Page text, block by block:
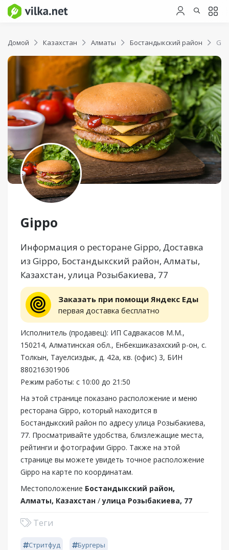
Домой Казахстан Алматы Бостандыкский район
Gippo
Информация о ресторане Gippo, Доставка
из Gippo, Бостандыкский район, Алматы,
Казахстан, улица Розыбакиева, 77
Заказать при помощи Яндекс Еды
первая доставка бесплатно
Исполнитель (продавец): ИП Садвакасов М.М.,
150214, Алматинская обл., Енбекшиказахский р-он, с.
Толкын, Тауелсиздык, д. 42a, кв. (офис) 3, БИН
880216301906
Режим работы: с 10:00 до 21:50
На этой странице показано расположение и меню
ресторана Gippo, который находится в
Бостандыкский район по адресу улица Розыбакиева,
77. Просматривайте удобства, близлежащие места,
рейтинги и фотографии Gippo. Также на этой
странице вы можете увидеть точное расположение
Gippo на карте по координатам.
Местоположение Бостандыкский район,
Алматы, Казахстан /улица Розыбакиева, 77
Теги
Стритфуд Бургеры